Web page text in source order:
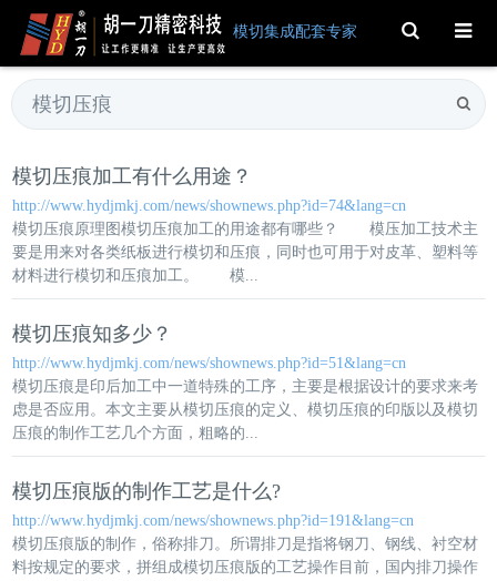
模切集成配套专家 Toggle
Search
模切压痕加工有什么用途？
http://www.hydjmkj.com/news/shownews.php?id=74&lang=cn
模切压痕原理图 模切压痕加工的用途都有哪些？ 模压加工技术主
要是用来对各类纸板进行模切和压痕，同时也可用于对皮革、塑料等
材料进行模切和压痕加工。 模...
模切压痕知多少？
http://www.hydjmkj.com/news/shownews.php?id=51&lang=cn
模切压痕是印后加工中一道特殊的工序，主要是根据设计的要求来考
虑是否应用。本文主要从模切压痕的定义、 模切压痕的印版以及模切
压痕的制作工艺几个方面，粗略的...
模切压痕版的制作工艺是什么?
http://www.hydjmkj.com/news/shownews.php?id=191&lang=cn
模切压痕版的制作，俗称排刀。所谓排刀是指将钢刀、钢线、衬空材
料按规定的要求，拼组成模切压痕版的工艺操作目前，国内排刀操作